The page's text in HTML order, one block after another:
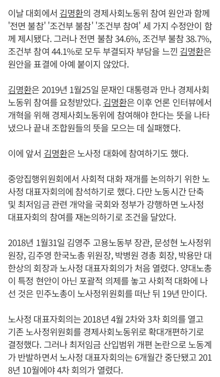
이날 대회에서 김명환의 경제사회노동위 참여 원안과 함께
'전면 불참' '조건부 불참' '조건부 참여' 세 가지 수정안이 함
께 제시됐다. 그러나 전면 불참 34.6%, 조건부 불참 38.7%,
조건부 참여 44.1%로 모두 부결되자 부담을 느낀 김명환은
원안을 표결에 아예 붙이지 않았다.
김명환은 2019년 1월25일 문재인 대통령과 만나 경제사회
노동위 참여를 요청받았다. 김명환은 이후 언론 인터뷰에서
개혁을 위해 경제사회노동위에 참여해야 한다는 뜻을 나타
냈으나 끝내 조합원들의 뜻을 모으는 데 실패했다.
이에 앞서 김명환은 노사정 대화에 참여하기도 했다.
중앙집행위원회에서 사회적 대화 재개를 논의하기 위한 노
사정 대표자회의에 참석하기로 했다. 다만 노동시간 단축
및 최저임금 관련 개악을 국회와 정부가 강행하면 노사정
대표자회의 참여를 재논의하기로 조건을 달았다.
2018년 1월31일 김영주 고용노동부 장관, 문성현 노사정위
원장, 김주영 한국노총 위원장, 박병원 경총 회장, 박용만 대
한상의 회장과 노사정 대표자회의가 처음 열렸다. 양대노총
이 특정 현안이 아닌 포괄적 의제를 놓고 사회적 대화에 나
선 것은 민주노총이 노사정위원회를 떠난 뒤 19년 만이다.
노사정 대표자회의는 2018년 4월 2차와 3차 회의를 열고
기존 노사정위원회를 경제사회노동위로 확대개편하기로
결정했다. 그러나 최저임금 산입범위 개편 논란으로 노동계
가 반발하면서 노사정 대표자회의는 6개월간 중단됐고 201
8년 10월에야 4차 회의가 열렸다.